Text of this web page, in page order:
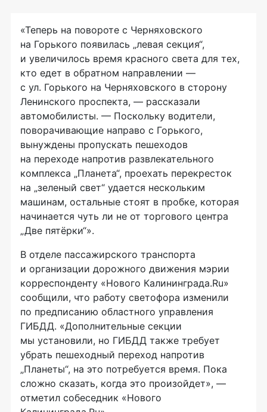
«Теперь на повороте с Черняховского
на Горького появилась „левая секция“,
и увеличилось время красного света для тех,
кто едет в обратном направлении —
с ул. Горького на Черняховского в сторону
Ленинского проспекта, — рассказали
автомобилисты. — Поскольку водители,
поворачивающие направо с Горького,
вынуждены пропускать пешеходов
на переходе напротив развлекательного
комплекса „Планета“, проехать перекресток
на „зеленый свет“ удается нескольким
машинам, остальные стоят в пробке, которая
начинается чуть ли не от торгового центра
„Две пятёрки“».
В отделе пассажирского транспорта
и организации дорожного движения мэрии
корреспонденту «Нового Калининграда.Ru»
сообщили, что работу светофора изменили
по предписанию областного управления
ГИБДД. «Дополнительные секции
мы установили, но ГИБДД также требует
убрать пешеходный переход напротив
„Планеты“, на это потребуется время. Пока
сложно сказать, когда это произойдет», —
отметил собеседник «Нового